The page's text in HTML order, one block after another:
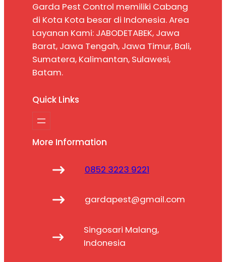
Garda Pest Control memiliki Cabang
di Kota Kota besar di Indonesia. Area
Layanan Kami: JABODETABEK, Jawa
Barat, Jawa Tengah, Jawa Timur, Bali,
Sumatera, Kalimantan, Sulawesi,
Batam.
Quick Links
More Information
0852 3223 9221
gardapest@gmail.com
Singosari Malang,
Indonesia